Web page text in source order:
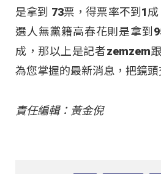
是拿到 73票，得票率不到1
選人無黨籍高春花則是拿到
成，那以上是記者zemzem
為您掌握的最新消息，把鏡頭
責任編輯：黃金倪